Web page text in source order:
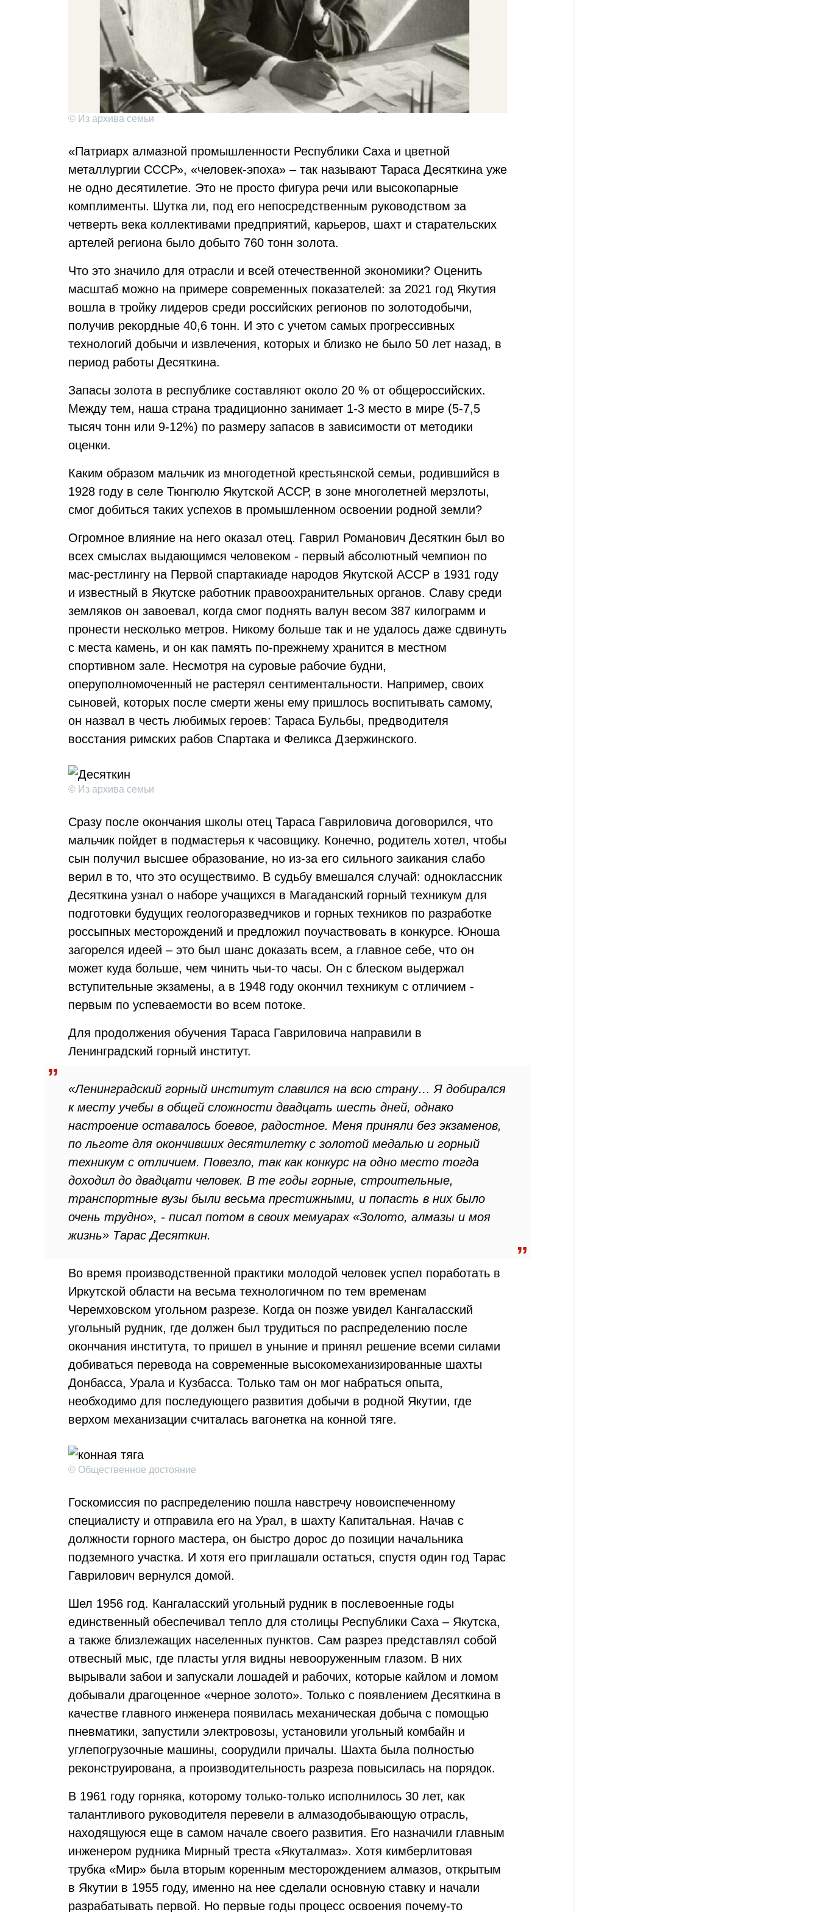
© Из архива семьи
«Патриарх алмазной промышленности Республики Саха и цветной
металлургии СССР», «человек-эпоха» – так называют Тараса Десяткина уже
не одно десятилетие. Это не просто фигура речи или высокопарные
комплименты. Шутка ли, под его непосредственным руководством за
четверть века коллективами предприятий, карьеров, шахт и старательских
артелей региона было добыто 760 тонн золота.
Что это значило для отрасли и всей отечественной экономики? Оценить
масштаб можно на примере современных показателей: за 2021 год Якутия
вошла в тройку лидеров среди российских регионов по золотодобычи,
получив рекордные 40,6 тонн. И это с учетом самых прогрессивных
технологий добычи и извлечения, которых и близко не было 50 лет назад, в
период работы Десяткина.
Запасы золота в республике составляют около 20 % от общероссийских.
Между тем, наша страна традиционно занимает 1-3 место в мире (5-7,5
тысяч тонн или 9-12%) по размеру запасов в зависимости от методики
оценки.
Каким образом мальчик из многодетной крестьянской семьи, родившийся в
1928 году в селе Тюнгюлю Якутской АССР, в зоне многолетней мерзлоты,
смог добиться таких успехов в промышленном освоении родной земли?
Огромное влияние на него оказал отец. Гаврил Романович Десяткин был во
всех смыслах выдающимся человеком - первый абсолютный чемпион по
мас-рестлингу на Первой спартакиаде народов Якутской АССР в 1931 году
и известный в Якутске работник правоохранительных органов. Cлаву среди
земляков он завоевал, когда смог поднять валун весом 387 килограмм и
пронести несколько метров. Никому больше так и не удалось даже сдвинуть
с места камень, и он как память по-прежнему хранится в местном
спортивном зале. Несмотря на суровые рабочие будни,
оперуполномоченный не растерял сентиментальности. Например, своих
сыновей, которых после смерти жены ему пришлось воспитывать самому,
он назвал в честь любимых героев: Тараса Бульбы, предводителя
восстания римских рабов Спартака и Феликса Дзержинского.
© Из архива семьи
Сразу после окончания школы отец Тараса Гавриловича договорился, что
мальчик пойдет в подмастерья к часовщику. Конечно, родитель хотел, чтобы
сын получил высшее образование, но из-за его сильного заикания слабо
верил в то, что это осуществимо. В судьбу вмешался случай: одноклассник
Десяткина узнал о наборе учащихся в Магаданский горный техникум для
подготовки будущих геологоразведчиков и горных техников по разработке
россыпных месторождений и предложил поучаствовать в конкурсе. Юноша
загорелся идеей – это был шанс доказать всем, а главное себе, что он
может куда больше, чем чинить чьи-то часы. Он с блеском выдержал
вступительные экзамены, а в 1948 году окончил техникум с отличием -
первым по успеваемости во всем потоке.
Для продолжения обучения Тараса Гавриловича направили в
Ленинградский горный институт.
«Ленинградский горный институт славился на всю страну… Я добирался
к месту учебы в общей сложности двадцать шесть дней, однако
настроение оставалось боевое, радостное. Меня приняли без экзаменов,
по льготе для окончивших десятилетку с золотой медалью и горный
техникум с отличием. Повезло, так как конкурс на одно место тогда
доходил до двадцати человек. В те годы горные, строительные,
транспортные вузы были весьма престижными, и попасть в них было
очень трудно», - писал потом в своих мемуарах «Золото, алмазы и моя
жизнь» Тарас Десяткин.
Во время производственной практики молодой человек успел поработать в
Иркутской области на весьма технологичном по тем временам
Черемховском угольном разрезе. Когда он позже увидел Кангаласский
угольный рудник, где должен был трудиться по распределению после
окончания института, то пришел в уныние и принял решение всеми силами
добиваться перевода на современные высокомеханизированные шахты
Донбасса, Урала и Кузбасса. Только там он мог набраться опыта,
необходимо для последующего развития добычи в родной Якутии, где
верхом механизации считалась вагонетка на конной тяге.
© Общественное достояние
Госкомиссия по распределению пошла навстречу новоиспеченному
специалисту и отправила его на Урал, в шахту Капитальная. Начав с
должности горного мастера, он быстро дорос до позиции начальника
подземного участка. И хотя его приглашали остаться, спустя один год Тарас
Гаврилович вернулся домой.
Шел 1956 год. Кангаласский угольный рудник в послевоенные годы
единственный обеспечивал тепло для столицы Республики Саха – Якутска,
а также близлежащих населенных пунктов. Сам разрез представлял собой
отвесный мыс, где пласты угля видны невооруженным глазом. В них
вырывали забои и запускали лошадей и рабочих, которые кайлом и ломом
добывали драгоценное «черное золото». Только с появлением Десяткина в
качестве главного инженера появилась механическая добыча с помощью
пневматики, запустили электровозы, установили угольный комбайн и
углепогрузочные машины, соорудили причалы. Шахта была полностью
реконструирована, а производительность разреза повысилась на порядок.
В 1961 году горняка, которому только-только исполнилось 30 лет, как
талантливого руководителя перевели в алмазодобывающую отрасль,
находящуюся еще в самом начале своего развития. Его назначили главным
инженером рудника Мирный треста «Якуталмаз». Хотя кимберлитовая
трубка «Мир» была вторым коренным месторождением алмазов, открытым
в Якутии в 1955 году, именно на нее сделали основную ставку и начали
разрабатывать первой. Но первые годы процесс освоения почему-то